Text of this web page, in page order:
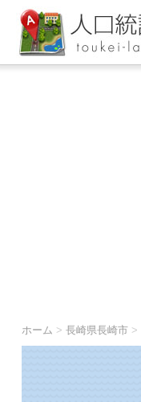
ホーム > 長崎県長崎市>